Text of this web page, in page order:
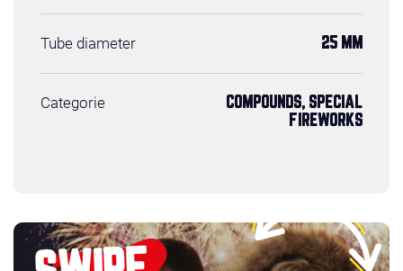
Tube diameter 25 MM
Categorie
COMPOUNDS, SPECIAL
FIREWORKS